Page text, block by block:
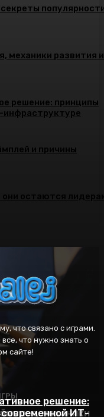
игры, секреты
механики
решение:
ИТ-
механики развития и
решение: принципы
инфраструктуре
и причины
остаются
что связано с играми.
что нужно знать о
сайте!